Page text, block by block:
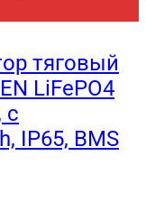
тяговый
LiFePO4
c
IP65, BMS